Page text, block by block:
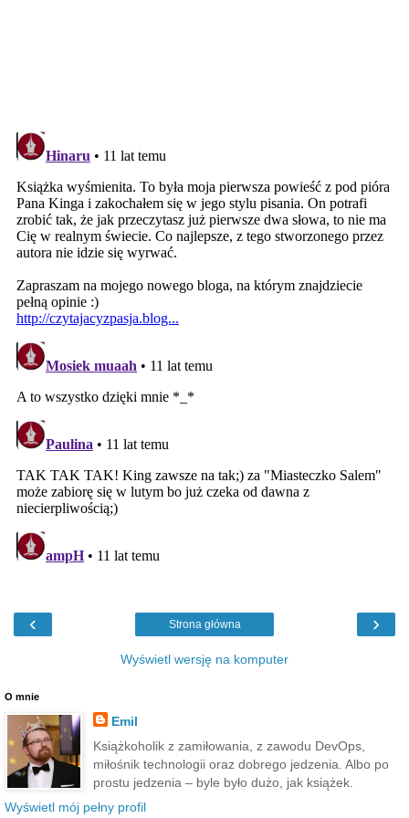
‹ ›
Strona główna
Wyświetl wersję na komputer
O mnie
Emil
Książkoholik z zamiłowania, z zawodu DevOps,
miłośnik technologii oraz dobrego jedzenia. Albo po
prostu jedzenia – byle było dużo, jak książek.
Wyświetl mój pełny profil